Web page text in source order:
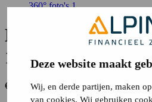
Deze website maakt
Wij, en derde partijen, maken
van cookies. Wij gebruiken
360° foto's1
Nieuw Boekhorst
19
Voorhout
€ 570.000,-